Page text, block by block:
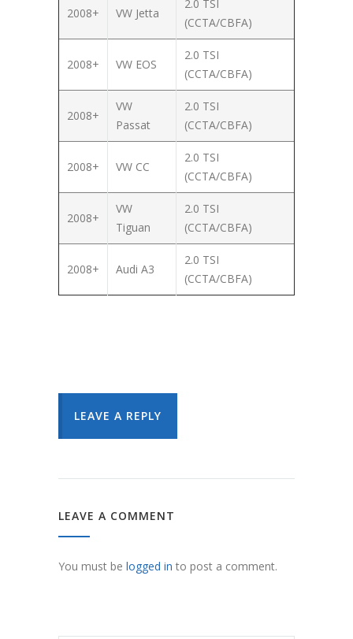
2008+ VW Jetta
2.0 TSI
(CCTA/CBFA)
2008+ VW EOS
2.0 TSI
(CCTA/CBFA)
2008+
VW
Passat
2.0 TSI
(CCTA/CBFA)
2008+ VW CC
2.0 TSI
(CCTA/CBFA)
2008+
VW
Tiguan
2.0 TSI
(CCTA/CBFA)
2008+ Audi A3
2.0 TSI
(CCTA/CBFA)
LEAVE A REPLY
LEAVE A COMMENT
You must be logged in to post a comment.